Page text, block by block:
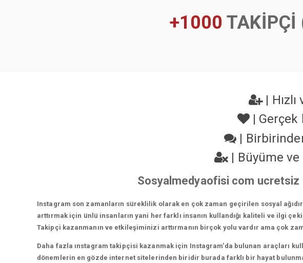
+1000 TAKİPÇİ
|
|
|
| Büyüme
Sosyalmedyaofisi com ucretsiz
Instagram son zamanların süreklilik olarak en çok zaman geçirilen sosyal
arttırmak için ünlü insanların yani her farklı insanın kullandığı kaliteli ve ilgi
Takipçi kazanmanın ve etkileşiminizi arttırmanın birçok yolu vardır ama çok
Daha fazla ınstagram takipçisi kazanmak için Instagram'da bulunan araçları
dönemlerin en gözde internet sitelerinden biridir burada farklı bir hayat